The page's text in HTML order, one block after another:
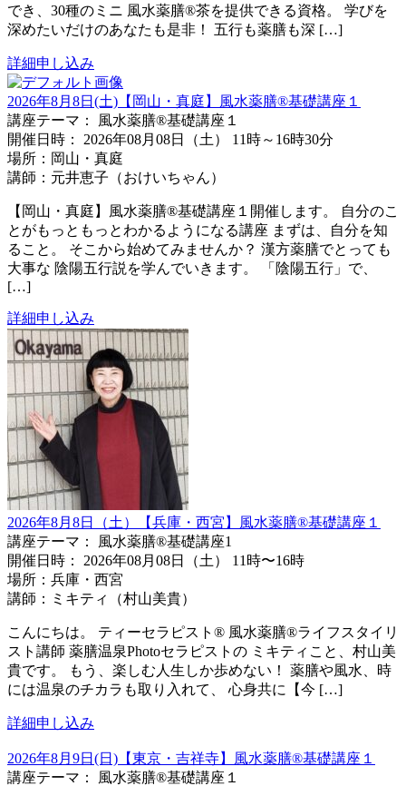
でき、30種のミニ 風水薬膳®️茶を提供できる資格。 学びを
深めたいだけのあなたも是非！ 五行も薬膳も深 […]
詳細申し込み
2026年8月8日(土)【岡山・真庭】風水薬膳®基礎講座１
講座テーマ： 風水薬膳®基礎講座１
開催日時： 2026年08月08日（土） 11時～16時30分
場所：岡山・真庭
講師：元井恵子（おけいちゃん）
【岡山・真庭】風水薬膳®基礎講座１開催します。 自分のこ
とがもっともっとわかるようになる講座 まずは、自分を知
ること。 そこから始めてみませんか？ 漢方薬膳でとっても
大事な 陰陽五行説を学んでいきます。 「陰陽五行」で、
[…]
詳細申し込み
2026年8月8日（土）【兵庫・西宮】風水薬膳®︎基礎講座１
講座テーマ： 風水薬膳®基礎講座1
開催日時： 2026年08月08日（土） 11時〜16時
場所：兵庫・西宮
講師：ミキティ（村山美貴）
こんにちは。 ティーセラピスト® 風水薬膳®ライフスタイリ
スト講師 薬膳温泉Photoセラピストの ミキティこと、村山美
貴です。 もう、楽しむ人生しか歩めない！ 薬膳や風水、時
には温泉のチカラも取り入れて、 心身共に【今 […]
詳細申し込み
2026年8月9日(日)【東京・吉祥寺】風水薬膳®︎基礎講座１
講座テーマ： 風水薬膳®︎基礎講座１